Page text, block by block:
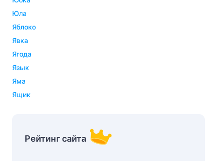
юла
яблоко
явка
ягода
язык
яма
ящик
Рейтинг сайта